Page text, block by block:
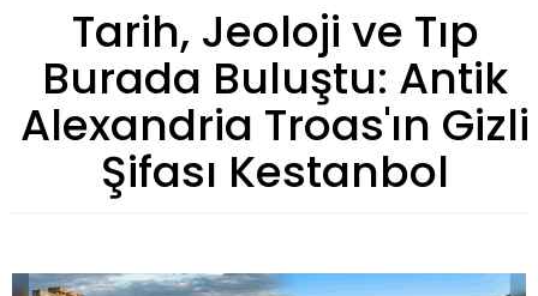
Tarih, Jeoloji ve Tıp
Burada Buluştu: Antik
Alexandria Troas'ın Gizli
Şifası Kestanbol